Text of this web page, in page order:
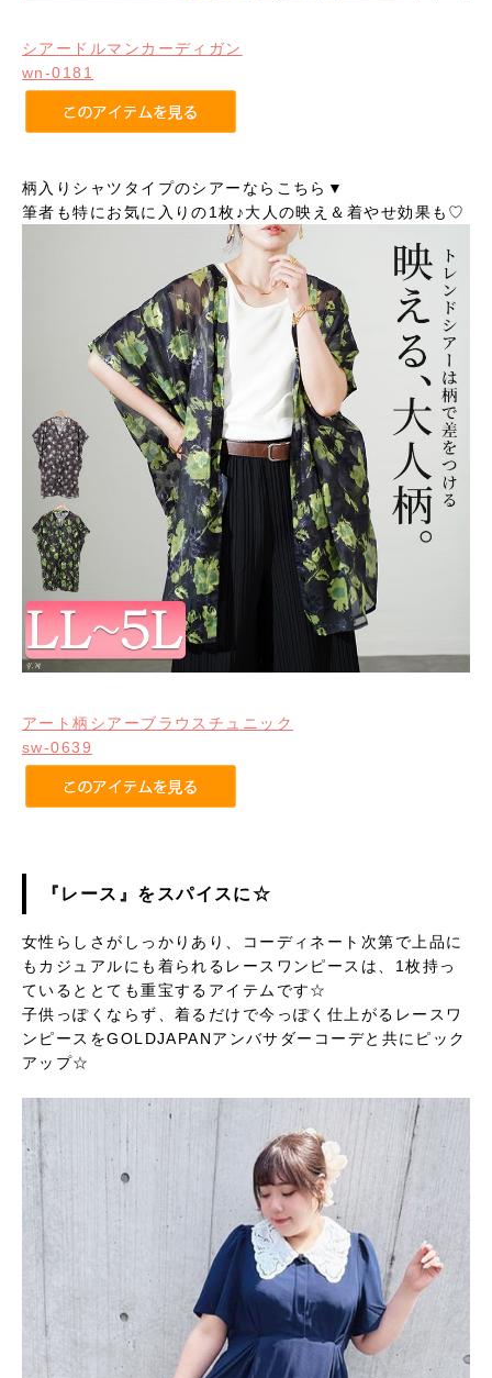
シアードルマンカーディガン
wn-0181
柄入りシャツタイプのシアーならこちら▼
筆者も特にお気に入りの1枚♪大人の映え＆着やせ効果も♡
アート柄シアーブラウスチュニック
sw-0639
『レース』をスパイスに☆
女性らしさがしっかりあり、コーディネート次第で上品に
もカジュアルにも着られるレースワンピースは、1枚持っ
ているととても重宝するアイテムです☆
子供っぽくならず、着るだけで今っぽく仕上がるレースワ
ンピースをGOLDJAPANアンバサダーコーデと共にピック
アップ☆